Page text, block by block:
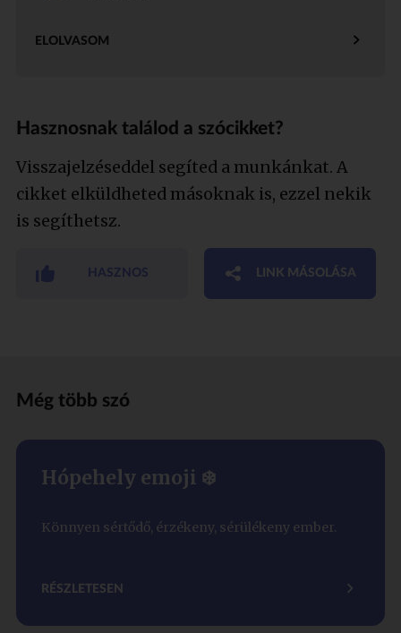
ELOLVASOM
Hasznosnak találod a szócikket?
Visszajelzéseddel segíted a munkánkat. A
cikket elküldheted másoknak is, ezzel nekik
is segíthetsz.
HASZNOS LINK MÁSOLÁSA
Még több szó
Hópehely emoji ❄️
Könnyen sértődő, érzékeny, sérülékeny ember.
RÉSZLETESEN